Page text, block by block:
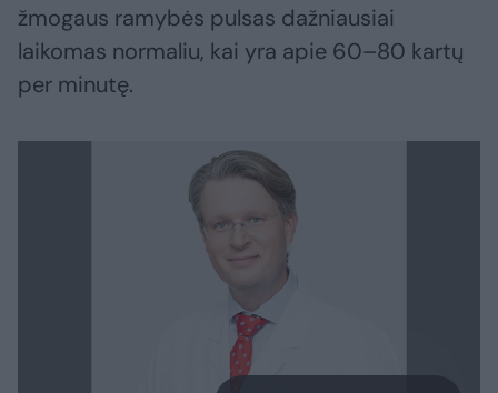
žmogaus ramybės pulsas dažniausiai
laikomas normaliu, kai yra apie 60–80 kartų
per minutę.